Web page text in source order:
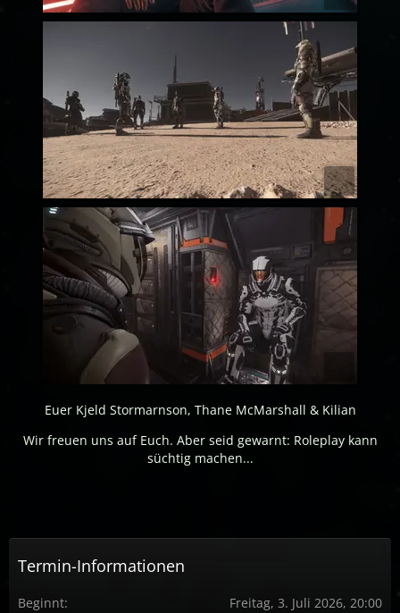
Euer Kjeld Stormarnson, Thane McMarshall & Kilian
Wir freuen uns auf Euch. Aber seid gewarnt: Roleplay kann
süchtig machen...
Termin-Informationen
Beginnt
Freitag, 3. Juli 2026, 20:00